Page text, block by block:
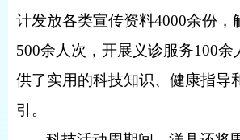
计发放各类宣传资料4000余份，
500余人次，开展义诊服务100余
供了实用的科技知识、健康指导
引。